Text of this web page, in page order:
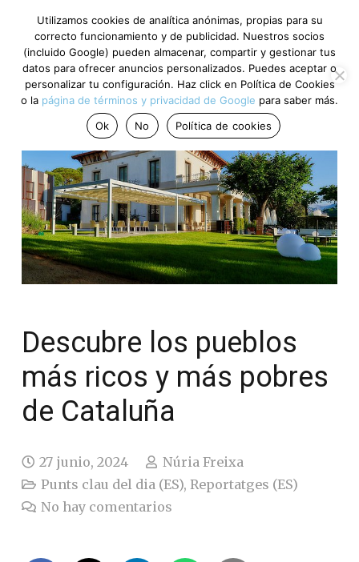
Descubre los pueblos
más ricos y más pobres
de Cataluña
27 junio, 2024
Núria Freixa
Punts clau del dia (ES),Reportatges (ES)
No hay comentarios
Utilizamos cookies de analítica anónimas, propias para su
correcto funcionamiento y de publicidad. Nuestros socios
(incluido Google) pueden almacenar, compartir y gestionar tus
datos para ofrecer anuncios personalizados. Puedes aceptar o
personalizar tu configuración. Haz click en Política de Cookies
o la página de términos y privacidad de Google para saber más.
Ok
No Política de cookies